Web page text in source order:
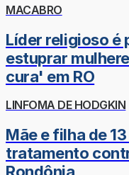
MACABRO
Líder religioso é
estuprar
cura' em RO
LINFOMA DE HODGKIN
Mãe e filha de
tratamento